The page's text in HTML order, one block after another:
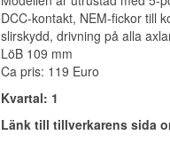
DCC-kontakt, NEM-fickor till
slirskydd, drivning på alla
LöB 109 mm
Ca pris: 119 Euro
Kvartal: 1
Länk till tillverkarens sida